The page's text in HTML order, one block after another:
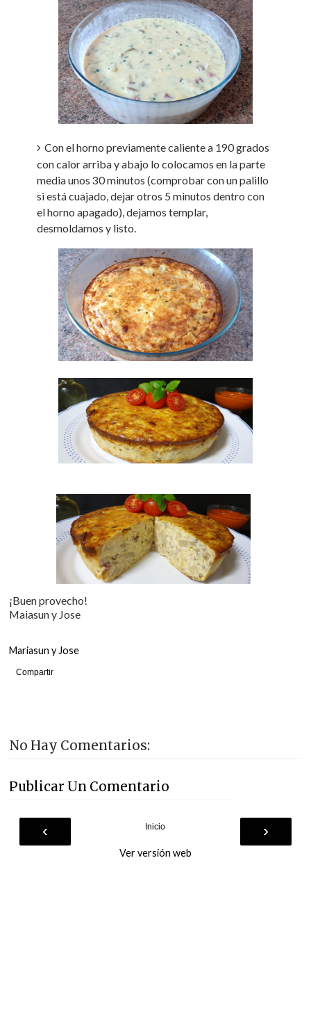
Con el horno previamente caliente a 190 grados
con calor arriba y abajo lo colocamos en la parte
media unos 30 minutos (comprobar con un palillo
si está cuajado, dejar otros 5 minutos dentro con
el horno apagado), dejamos templar,
desmoldamos y listo.
¡Buen provecho!
Maiasun y Jose
Mariasun y Jose
Compartir
No Hay Comentarios:
Publicar Un Comentario
‹ ›
Inicio
Ver versión web